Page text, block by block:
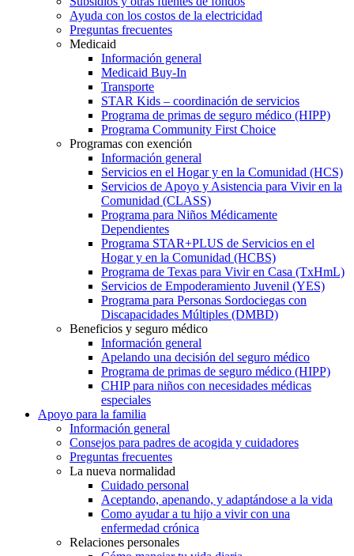
Ayuda con los costos de la electricidad
Preguntas frecuentes
Medicaid
Información general
Medicaid Buy-In
Transporte
STAR Kids – coordinación de servicios
Programa de primas de seguro médico (HIPP)
Programa Community First Choice
Programas con exención
Información general
Servicios en el Hogar y en la Comunidad (HCS)
Servicios de Apoyo y Asistencia para Vivir en la
Comunidad (CLASS)
Programa para Niños Médicamente
Dependientes
Programa STAR+PLUS de Servicios en el
Hogar y en la Comunidad (HCBS)
Programa de Texas para Vivir en Casa (TxHmL)
Servicios de Empoderamiento Juvenil (YES)
Programa para Personas Sordociegas con
Discapacidades Múltiples (DMBD)
Beneficios y seguro médico
Información general
Apelando una decisión del seguro médico
Programa de primas de seguro médico (HIPP)
CHIP para niños con necesidades médicas
especiales
Apoyo para la familia
Información general
Consejos para padres de acogida y cuidadores
Preguntas frecuentes
La nueva normalidad
Cuidado personal
Aceptando, apenando, y adaptándose a la vida
Como ayudar a tu hijo a vivir con una
enfermedad crónica
Relaciones personales